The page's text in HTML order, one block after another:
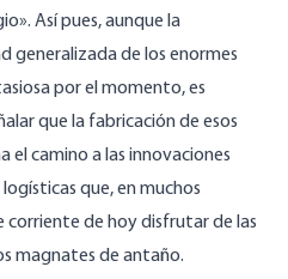
Así pues, aunque la
generalizada de los enormes
por el momento, es
que la fabricación de esos
el camino a las innovaciones
que, en muchos
de hoy disfrutar de las
magnates de antaño.